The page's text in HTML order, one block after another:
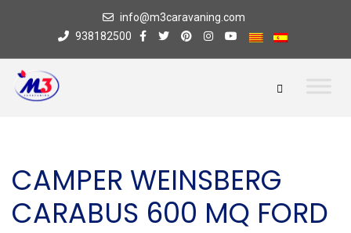
info@m3caravaning.com
938182500
CAMPER WEINSBERG
CARABUS 600 MQ FORD